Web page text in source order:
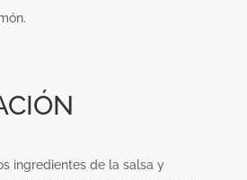
ingredientes de la salsa y